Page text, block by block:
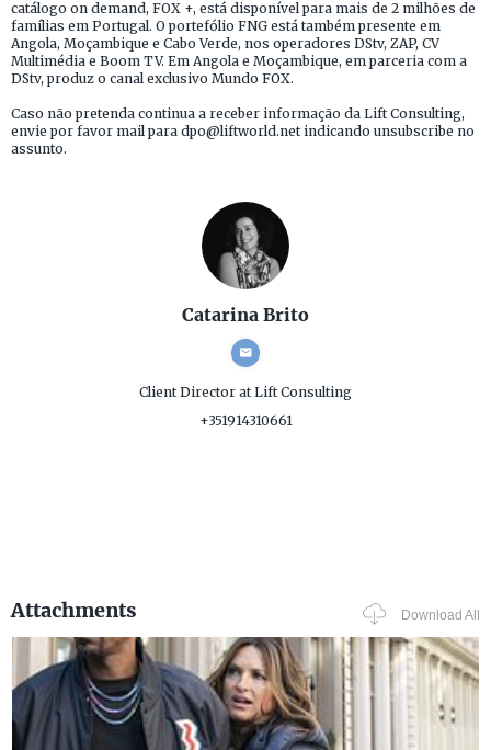
catálogo on demand, FOX +, está disponível para mais de 2 milhões de
famílias em Portugal. O portefólio FNG está também presente em
Angola, Moçambique e Cabo Verde, nos operadores DStv, ZAP, CV
Multimédia e Boom TV. Em Angola e Moçambique, em parceria com a
DStv, produz o canal exclusivo Mundo FOX.
Caso não pretenda continua a receber informação da Lift Consulting,
envie por favor mail para dpo@liftworld.net indicando unsubscribe no
assunto.
Catarina Brito
Client Director at Lift Consulting
+351914310661
Attachments Download All